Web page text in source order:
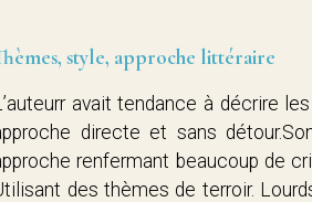
style, approche littéraire
avait tendance à décrire
directe et sans
renfermant beaucoup de
des thèmes de terroir.